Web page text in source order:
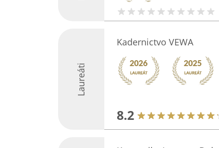
Laureáti
Kadernictvo VEWA
8.2